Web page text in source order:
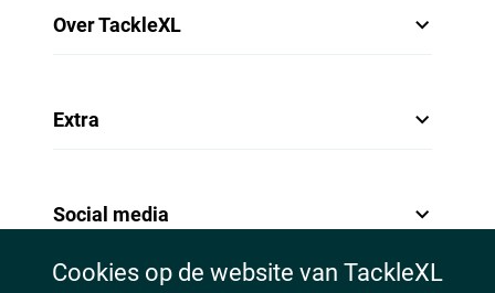
Over TackleXL
Extra
Social media
Cookies op de website van TackleXL